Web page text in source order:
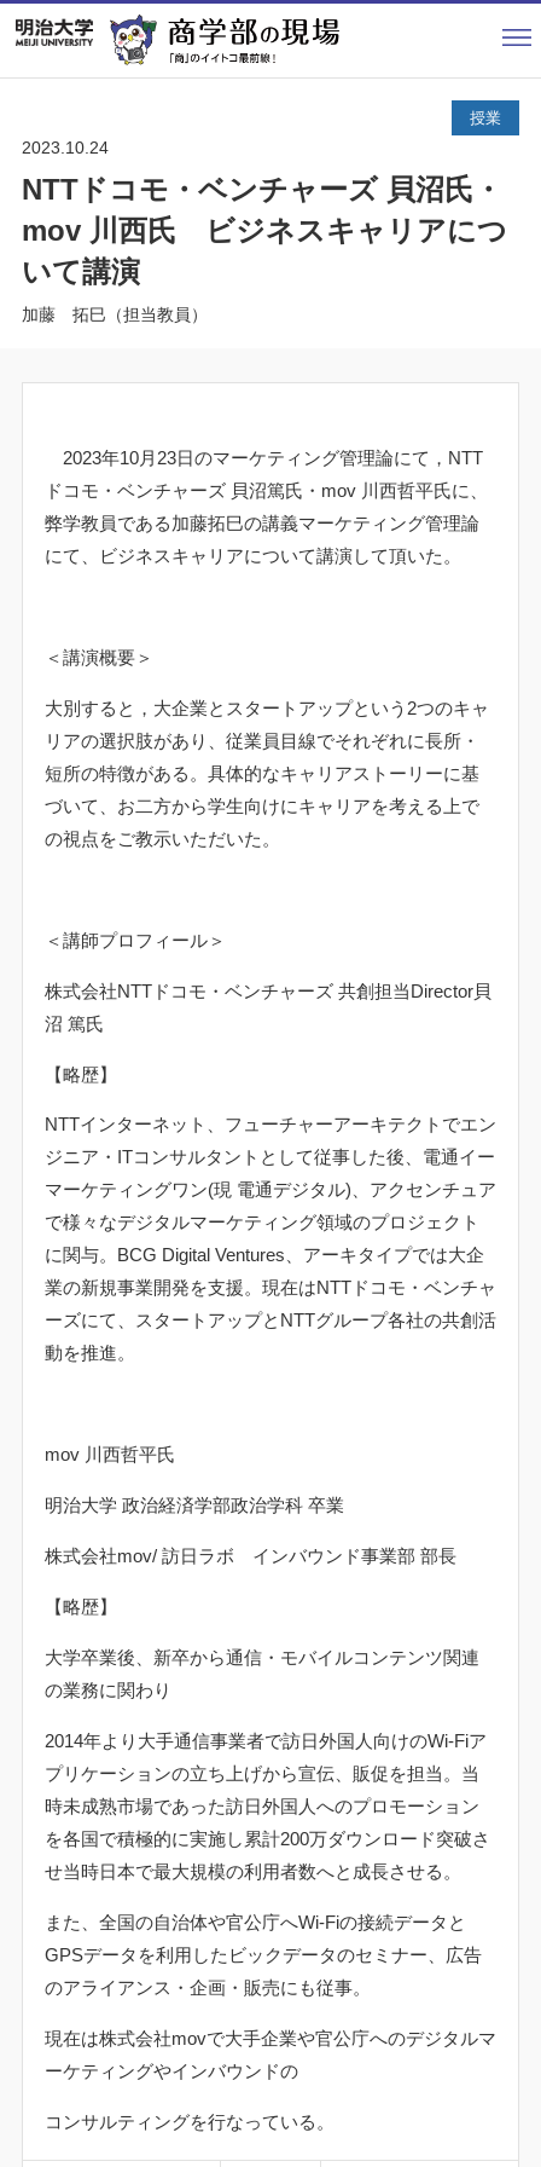
授業
2023.10.24
NTTドコモ・ベンチャーズ 貝沼氏・
mov 川西氏 ビジネスキャリアにつ
いて講演
加藤 拓巳（担当教員）
2023年10月 23日のマーケティング管理論にて，NTT
ドコモ・ベンチャーズ 貝沼篤氏・ mov 川西哲平氏に、
弊学教員である加藤拓巳の講義マーケティング管理論
にて、ビジネスキャリアについて講演して頂いた。
＜講演概要＞
大別すると，大企業とスタートアップという 2つのキャ
リアの選択肢があり、従業員目線でそれぞれに長所・
短所の特徴がある。具体的なキャリアストーリーに基
づいて、お二方から学生向けにキャリアを考える上で
の視点をご教示いただいた。
＜講師プロフィール＞
株式会社NTTドコモ・ベンチャーズ 共創担当Director貝
沼 篤氏
【略歴】
NTTインターネット、フューチャーアーキテクトでエン
ジニア・ ITコンサルタントとして従事した後、電通イー
マーケティングワン(現 電通デジタル)、アクセンチュア
で様々なデジタルマーケティング領域のプロジェクト
に関与。
BCG Digital Ventures、アーキタイプでは大企
業の新規事業開発を支援。現在はNTTドコモ・ベンチャ
ーズにて、スタートアップと NTTグループ各社の共創活
動を推進。
mov 川西哲平氏
明治大学 政治経済学部政治学科 卒業
株式会社mov/ 訪日ラボ インバウンド事業部 部長
【略歴】
大学卒業後、新卒から通信・モバイルコンテンツ関連
の業務に関わり
2014年より大手通信事業者で訪日外国人向けのWi-Fiア
プリケーションの立ち上げから宣伝、販促を担当。当
時未成熟市場であった訪日外国人へのプロモーション
を各国で積極的に実施し累計200万ダウンロード突破さ
せ当時日本で最大規模の利用者数へと成長させる。
また、全国の自治体や官公庁へWi-Fiの接続データと
GPSデータを利用したビックデータのセミナー、広告
のアライアンス・企画・販売にも従事。
現在は株式会社movで大手企業や官公庁へのデジタルマ
ーケティングやインバウンドの
コンサルティングを行なっている。
HOME
授業
ゼミ
学生生活
合格体験談